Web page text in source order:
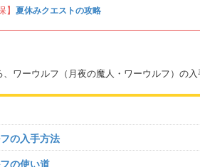
夏休みクエストの攻略
ワーウルフ（月夜の魔人・ワーウルフ）の
の入手方法
の使い道